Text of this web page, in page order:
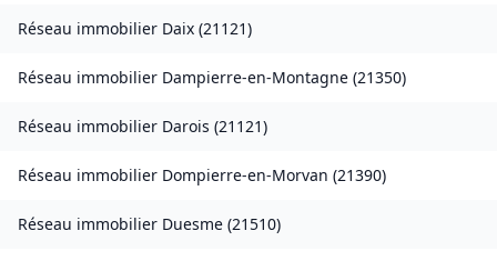
Réseau immobilier Daix (21121)
Réseau immobilier Dampierre-en-Montagne (21350)
Réseau immobilier Darois (21121)
Réseau immobilier Dompierre-en-Morvan (21390)
Réseau immobilier Duesme (21510)